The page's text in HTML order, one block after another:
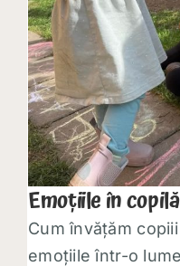
Emoțiile în
Cum învățăm
emoțiile într-o